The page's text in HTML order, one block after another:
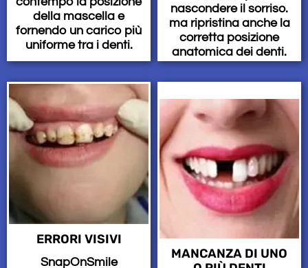
della mascella e
fornendo un carico più
uniforme tra i denti.
nascondere il sorriso.
ma ripristina anche la
corretta posizione
anatomica dei denti.
ERRORI VISIVI
SnapOnSmile
MANCANZA DI UNO